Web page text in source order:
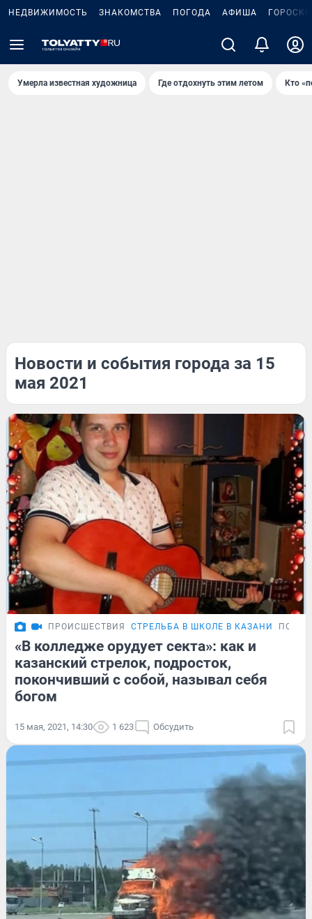
НЕДВИЖИМОСТЬ ЗНАКОМСТВА ПОГОДА АФИША
Умерла известная художница Где отдохнуть этим летом Кто
Новости и события города за 15
мая 2021
ПРОИСШЕСТВИЯ СТРЕЛЬБА В ШКОЛЕ В КАЗАНИ
«В колледже орудует секта»: как и
казанский стрелок, подросток,
покончивший с собой, называл себя
богом
15 мая, 2021, 14:30 1 623 Обсудить